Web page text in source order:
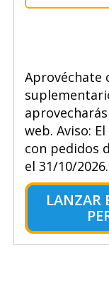
Aprovéchate
web. Aviso:
con pedidos
el 31/10/2026.
LANZAR